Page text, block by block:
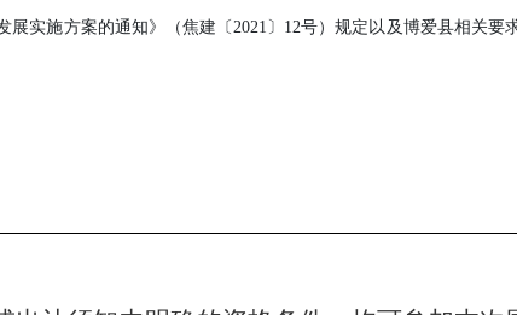
展实施方案的通知》（焦建〔2021 〕 12号）规定以及博爱县相关要